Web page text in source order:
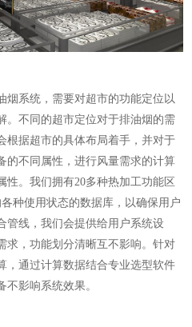
烟系统，需要对超市的功能定位以
。不同的超市定位对于排油烟的需
根据超市的具体布局着手，并对于
的不同属性，进行风量需求的计算
性。我们拥有20多种热加工功能区
种使用状态的数据库，以确保用户
管线，我们会提供给用户系统设
求，功能划分清晰互不影响。针对
，通过计算数据结合专业选型软件
不影响系统效果。